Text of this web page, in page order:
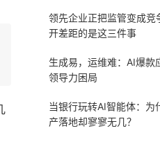
领先企业正把监管变成竞
开差距的是这三件事
生成易，运维难：AI爆款
领导力困局
当银行玩转AI智能体：为
产落地却寥寥无几？